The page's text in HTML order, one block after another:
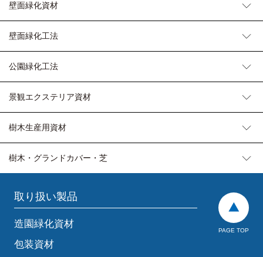
壁面緑化資材
壁面緑化工法
公園緑化工法
景観エクステリア資材
樹木生産用資材
樹木・グランドカバー・芝
PAGE TOP
取り扱い製品
造園緑化資材
包装資材